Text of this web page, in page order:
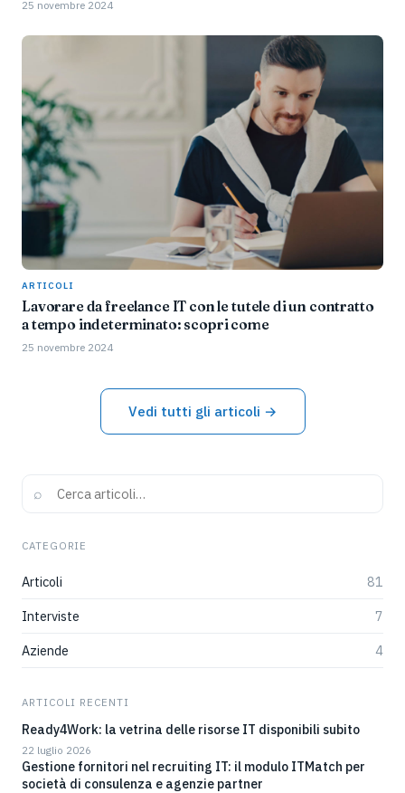
25 novembre 2024
ARTICOLI
Lavorare da freelance IT con le tutele di un contratto
a tempo indeterminato: scopri come
25 novembre 2024
Vedi tutti gli articoli →
⌕
CATEGORIE
Articoli
81
Interviste
7
Aziende
4
ARTICOLI RECENTI
Ready4Work: la vetrina delle risorse IT disponibili subito
22 luglio 2026
Gestione fornitori nel recruiting IT: il modulo ITMatch per
società di consulenza e agenzie partner